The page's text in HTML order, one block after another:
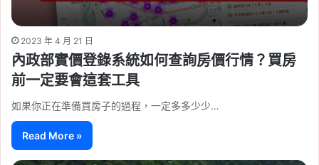
2023 年 4 月 21 日
內政部實價登錄系統如何查詢房價行情？買房
前一定要會這套工具
如果你正在準備買房子的過程，一定多多少少…
Read More »